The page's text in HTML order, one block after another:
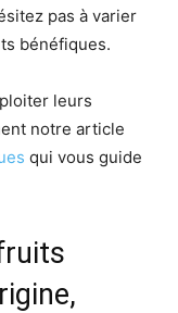
pas à varier
bénéfiques.
leurs
notre article
qui vous guide